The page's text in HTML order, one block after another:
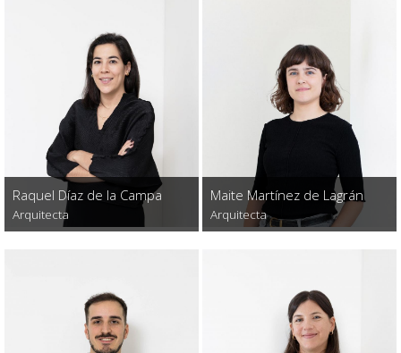
Raquel Díaz de la Campa
Arquitecta
Maite Martínez de Lagrán
Arquitecta